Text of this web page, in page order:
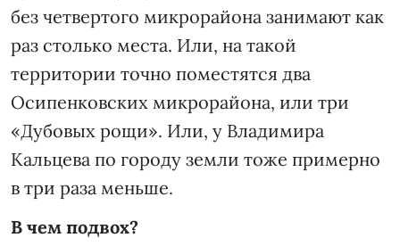
без четвертого микрорайона занимают как
раз столько места. Или, на такой
территории точно поместятся два
Осипенковских микрорайона, или три
«Дубовых рощи». Или, у Владимира
Кальцева по городу земли тоже примерно
в три раза меньше.
В чем подвох?